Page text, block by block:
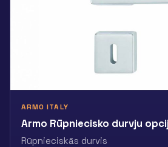
ARMO ITALY
Armo Rūpniecisko durvju
Rūpnieciskās durvis